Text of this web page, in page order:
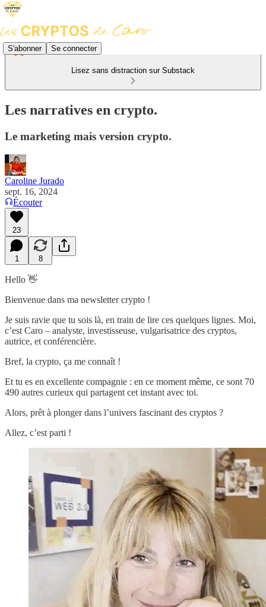
S'abonner Se connecter
Lisez sans distraction sur Substack
Les narratives en crypto.
Le marketing mais version crypto.
Caroline Jurado
sept. 16, 2024
Écouter
23
1 8
Hello 👋
Bienvenue dans ma newsletter crypto !
Je suis ravie que tu sois là, en train de lire ces quelques lignes. Moi,
c’est Caro – analyste, investisseuse, vulgarisatrice des cryptos,
autrice, et conférencière.
Bref, la crypto, ça me connaît !
Et tu es en excellente compagnie : en ce moment même, ce sont 70
490 autres curieux qui partagent cet instant avec toi.
Alors, prêt à plonger dans l’univers fascinant des cryptos ?
Allez, c’est parti !